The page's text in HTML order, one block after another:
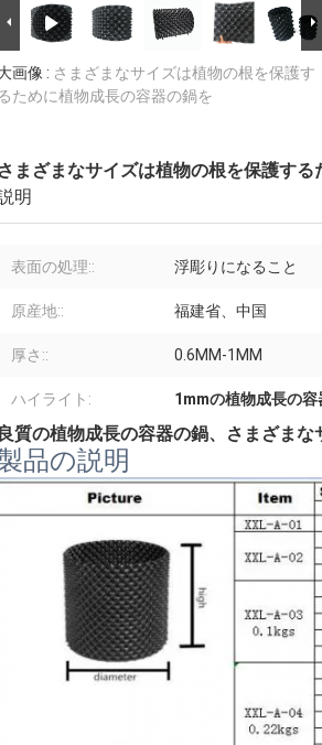
画像 : さまざまなサイズは植物の根を保護す
るために植物成長の容器の鍋を
さまざまなサイズは植物の根を保護す
明
表面の処理:: 浮彫りになること
原産地:: 福建省、中国
厚さ:: 0.6MM-1MM
ハイライト: 1mmの植物成長の容
良質の植物成長の容器の鍋、さまざま
品の説明